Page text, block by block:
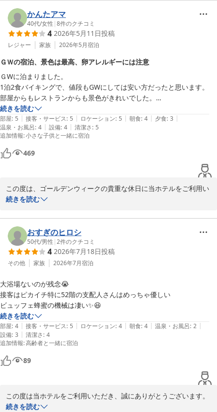
す。
至らぬ点があったにもかかわらず、「また利用したい」という温か
いお言葉をいただき、感謝の念に堪えません。
次回お越しいただいた際には、すべての面でご満足いただけるよ
またのお越しを、スタッフ一同心よりお待ち申し上げております。
スターゲイトホテル関西エアポート（ＳｉＳ ＳＴＡＲＧＡＴＥ
ＨＯＴＥＬ）
2026-07-22
お部屋からの景色や、駅からのアクセス、周辺環境の利便性につい
てご満足いただけた様子を伺い、大変嬉しく存じます。
当館の立地がお役に立てたようで何よりでございます。
まい誠に申し訳ございませんでした。
せっかく再度お選びいただいたにもかかわらず、髪の毛の取り残し
や備品の配置に配慮が欠けておりましたこと、サービス業としてあ
ってはならないことと深く反省しております。
今回のご指摘を真摯に受け止め、清掃スタッフおよび責任者へ共有
し、再発防止に向けて清掃体制の強化と確認の徹底に努めてまいる
所存です。
次回お越しの際には、細部まで行き届いた清潔で心地よい空間をご
またのご来館を心よりお待ち申し上げております。
スターゲイトホテル関西エアポート（ＳｉＳ ＳＴＡＲＧＡＴＥ
かんたアマ
40代/女性 |8件のクチコミ
4 2026年5月11日投稿
レジャー 家族 2026年5月宿泊
ＧＷの宿泊、景色は最高、卵アレルギーには注意
ＧWに泊まりました。
1泊2食バイキングで、値段もGWにしては安い方だったと思います。
部屋からもレストランからも景色がきれいでした。
ただ、卵アレルギーの子どもがステーキを楽しみにしていたのですが、
なぜか卵が使用されているようで、食べられませんでした。
先に問い合わせたら良かったのですが、卵を使ったメニューが意外と多
かったです。
でもスタッフの方々は優しくいろいろと気遣いをしてくださいました。
ありがとうございました。
続きを読む
部屋: 5 | 接客・サービス: 5 | ロケーション: 5 | 朝食: 4 | 夕食: 3 |
温泉・お風呂: 4 | 設備: 4 | 清潔さ: 5
追加情報:小さな子供と一緒に宿泊
469
この度は、ゴールデンウィークの貴重な休日に当ホテルをご利用い
ただき、誠にありがとうございます。
お部屋やレストランからの景色、そして宿泊料金についてもご満足
いただけた様子を伺い、大変嬉しく存じます。
一方で、お子様が楽しみにしておられたステーキをはじめ、お食事
の際にご不自由をおかけしましたこと、心よりお詫び申し上げま
せっかくのバイキングで、卵を使用したメニューが多く、お子様に
安心してお腹いっぱい召し上がっていただけなかったことは、私共
としても大変心苦しい限りです。
今後はより多くのお客様に安心してお食事をお楽しみいただけるよ
う、表示の工夫やメニュー構成の改善に努めてまいります。
食物アレルギーに関しましては、事前にお知らせいただけますと、
可能な範囲で詳細なご案内や代替メニューのご提案もさせていただ
けますので、次回はぜひお気軽にご相談いただけますと幸いです。
そのような状況の中でも、スタッフの対応について温かいお言葉を
いただき、心より感謝申し上げます。
続きを読む
おすぎのヒロシ
50代/男性 |2件のクチコミ
4 2026年7月18日投稿
その他 家族 2026年7月宿泊
大浴場ないのが残念😭
接客はピカイチ特に52階の支配人さんはめっちゃ優しい
ビュッフェ蜂蜜の機械は凄い✨😆
続きを読む
部屋: 4 | 接客・サービス: 5 | ロケーション: 4 | 朝食: 4 | 温泉・お風呂: 2 |
設備: 3 | 清潔さ: 4
追加情報:高齢者と一緒に宿泊
89
この度は当ホテルをご利用いただき、誠にありがとうございます。
続きを読む